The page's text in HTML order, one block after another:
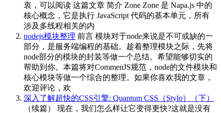
衷，可以阅读 这篇文章 简介 Zone Zone 是 Napa.js 中的
核心概念，它是执行 JavaScript 代码的基本单元，所有
涉及多线程相关的内
nodejs模块整理 前言 模块对于node来说是不可或缺的一
部分，是服务端编程的基础。趁着整理模块之际，先将
node部分的模块的封装等做一个总结。希望能够切实的
帮助到你。本篇将对CommenJS规范，node的文件模块和
核心模块等做一个综合的整理。如果你喜欢我的文章，
欢迎评论，欢
深入了解超快的CSS引擎: Quantum CSS（Stylo）（下）
（续篇） 现在，我们怎么样让它变得更快?这就是没有